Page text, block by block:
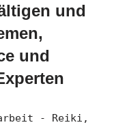
und
und
- Reiki,